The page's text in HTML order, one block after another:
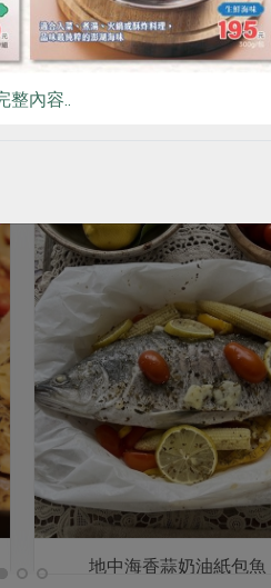
多產品
地中海香蒜奶油紙包魚
整內容..